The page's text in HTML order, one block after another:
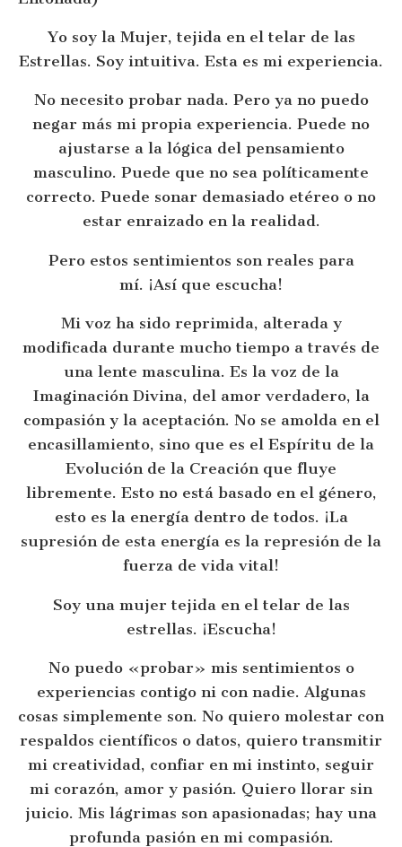
Yo soy la Mujer, tejida en el telar de las
Estrellas. Soy intuitiva. Esta es mi experiencia.
No necesito probar nada. Pero ya no puedo
negar más mi propia experiencia. Puede no
ajustarse a la lógica del pensamiento
masculino. Puede que no sea políticamente
correcto. Puede sonar demasiado etéreo o no
estar enraizado en la realidad.
Pero estos sentimientos son reales para
mí. ¡Así que escucha!
Mi voz ha sido reprimida, alterada y
modificada durante mucho tiempo a través de
una lente masculina. Es la voz de la
Imaginación Divina, del amor verdadero, la
compasión y la aceptación. No se amolda en el
encasillamiento, sino que es el Espíritu de la
Evolución de la Creación que fluye
libremente. Esto no está basado en el género,
esto es la energía dentro de todos. ¡La
supresión de esta energía es la represión de la
fuerza de vida vital!
Soy una mujer tejida en el telar de las
estrellas. ¡Escucha!
No puedo «probar» mis sentimientos o
experiencias contigo ni con nadie. Algunas
cosas simplemente son. No quiero molestar con
respaldos científicos o datos, quiero transmitir
mi creatividad, confiar en mi instinto, seguir
mi corazón, amor y pasión. Quiero llorar sin
juicio. Mis lágrimas son apasionadas; hay una
profunda pasión en mi compasión.